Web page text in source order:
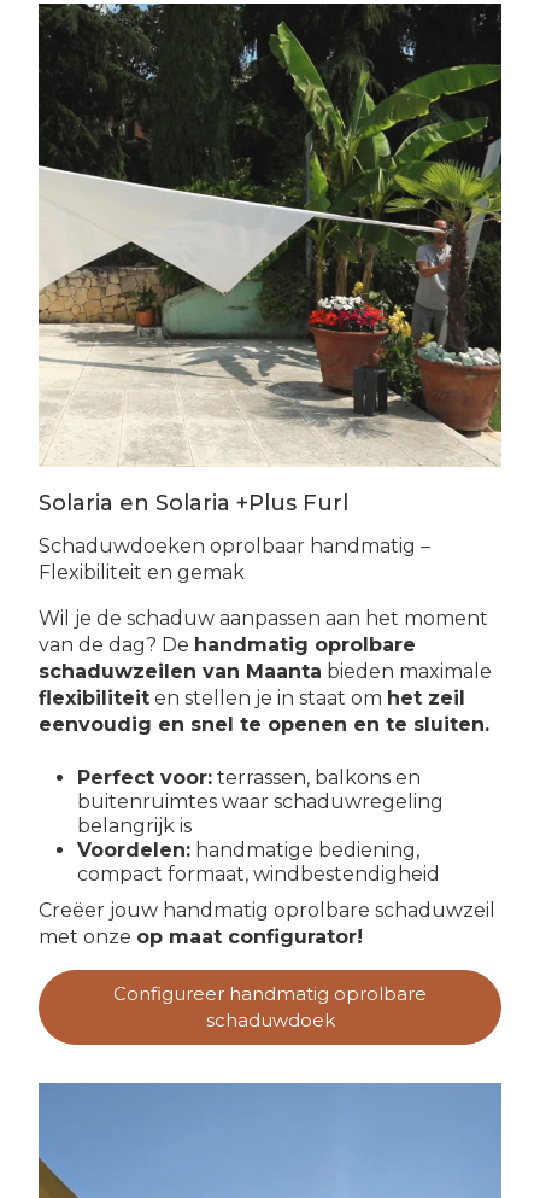
Solaria en Solaria +Plus Furl
Schaduwdoeken oprolbaar handmatig –
Flexibiliteit en gemak
Wil je de schaduw aanpassen aan het moment
van de dag? De handmatig oprolbare
schaduwzeilen van Maanta bieden maximale
flexibiliteit en stellen je in staat om het zeil
eenvoudig en snel te openen en te sluiten.
Perfect voor: terrassen, balkons en
buitenruimtes waar schaduwregeling
belangrijk is
Voordelen: handmatige bediening,
compact formaat, windbestendigheid
Creëer jouw handmatig oprolbare schaduwzeil
met onze op maat configurator!
Configureer handmatig oprolbare
schaduwdoek